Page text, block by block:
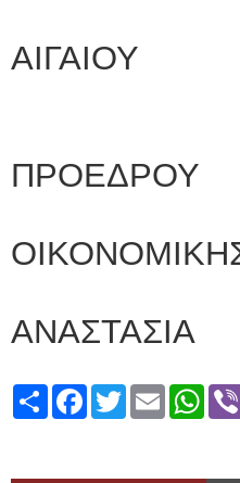
ΠΡΟΕΔΡΟΥ
ΑΝΑΣΤΑΣΙΑ
ShareFacebook
TwitterEmail